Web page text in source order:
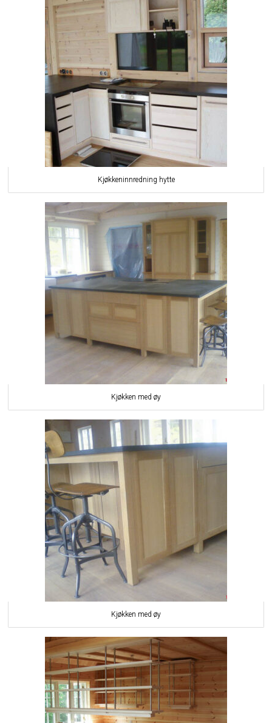
Kjøkkeninnredning hytte
Kjøkken med øy
Kjøkken med øy